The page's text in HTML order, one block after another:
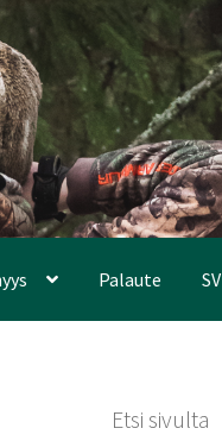
Palaute SV
Etsi sivulta